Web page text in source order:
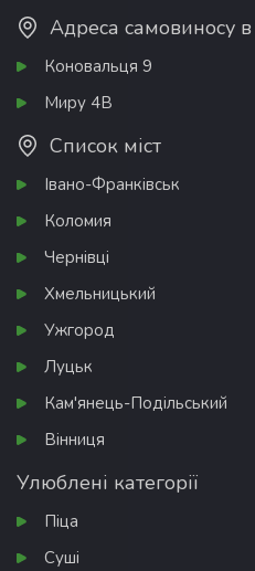
Адреса самовиносу
Коновальця 9
Миру 4В
Список міст
Івано-Франківськ
Коломия
Чернівці
Хмельницький
Ужгород
Луцьк
Кам'янець-Подільський
Вінниця
Улюблені категорії
Піца
Суші